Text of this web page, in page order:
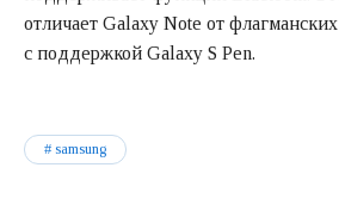
отличает Galaxy Note от флагманских
с поддержкой Galaxy S Pen.
samsung